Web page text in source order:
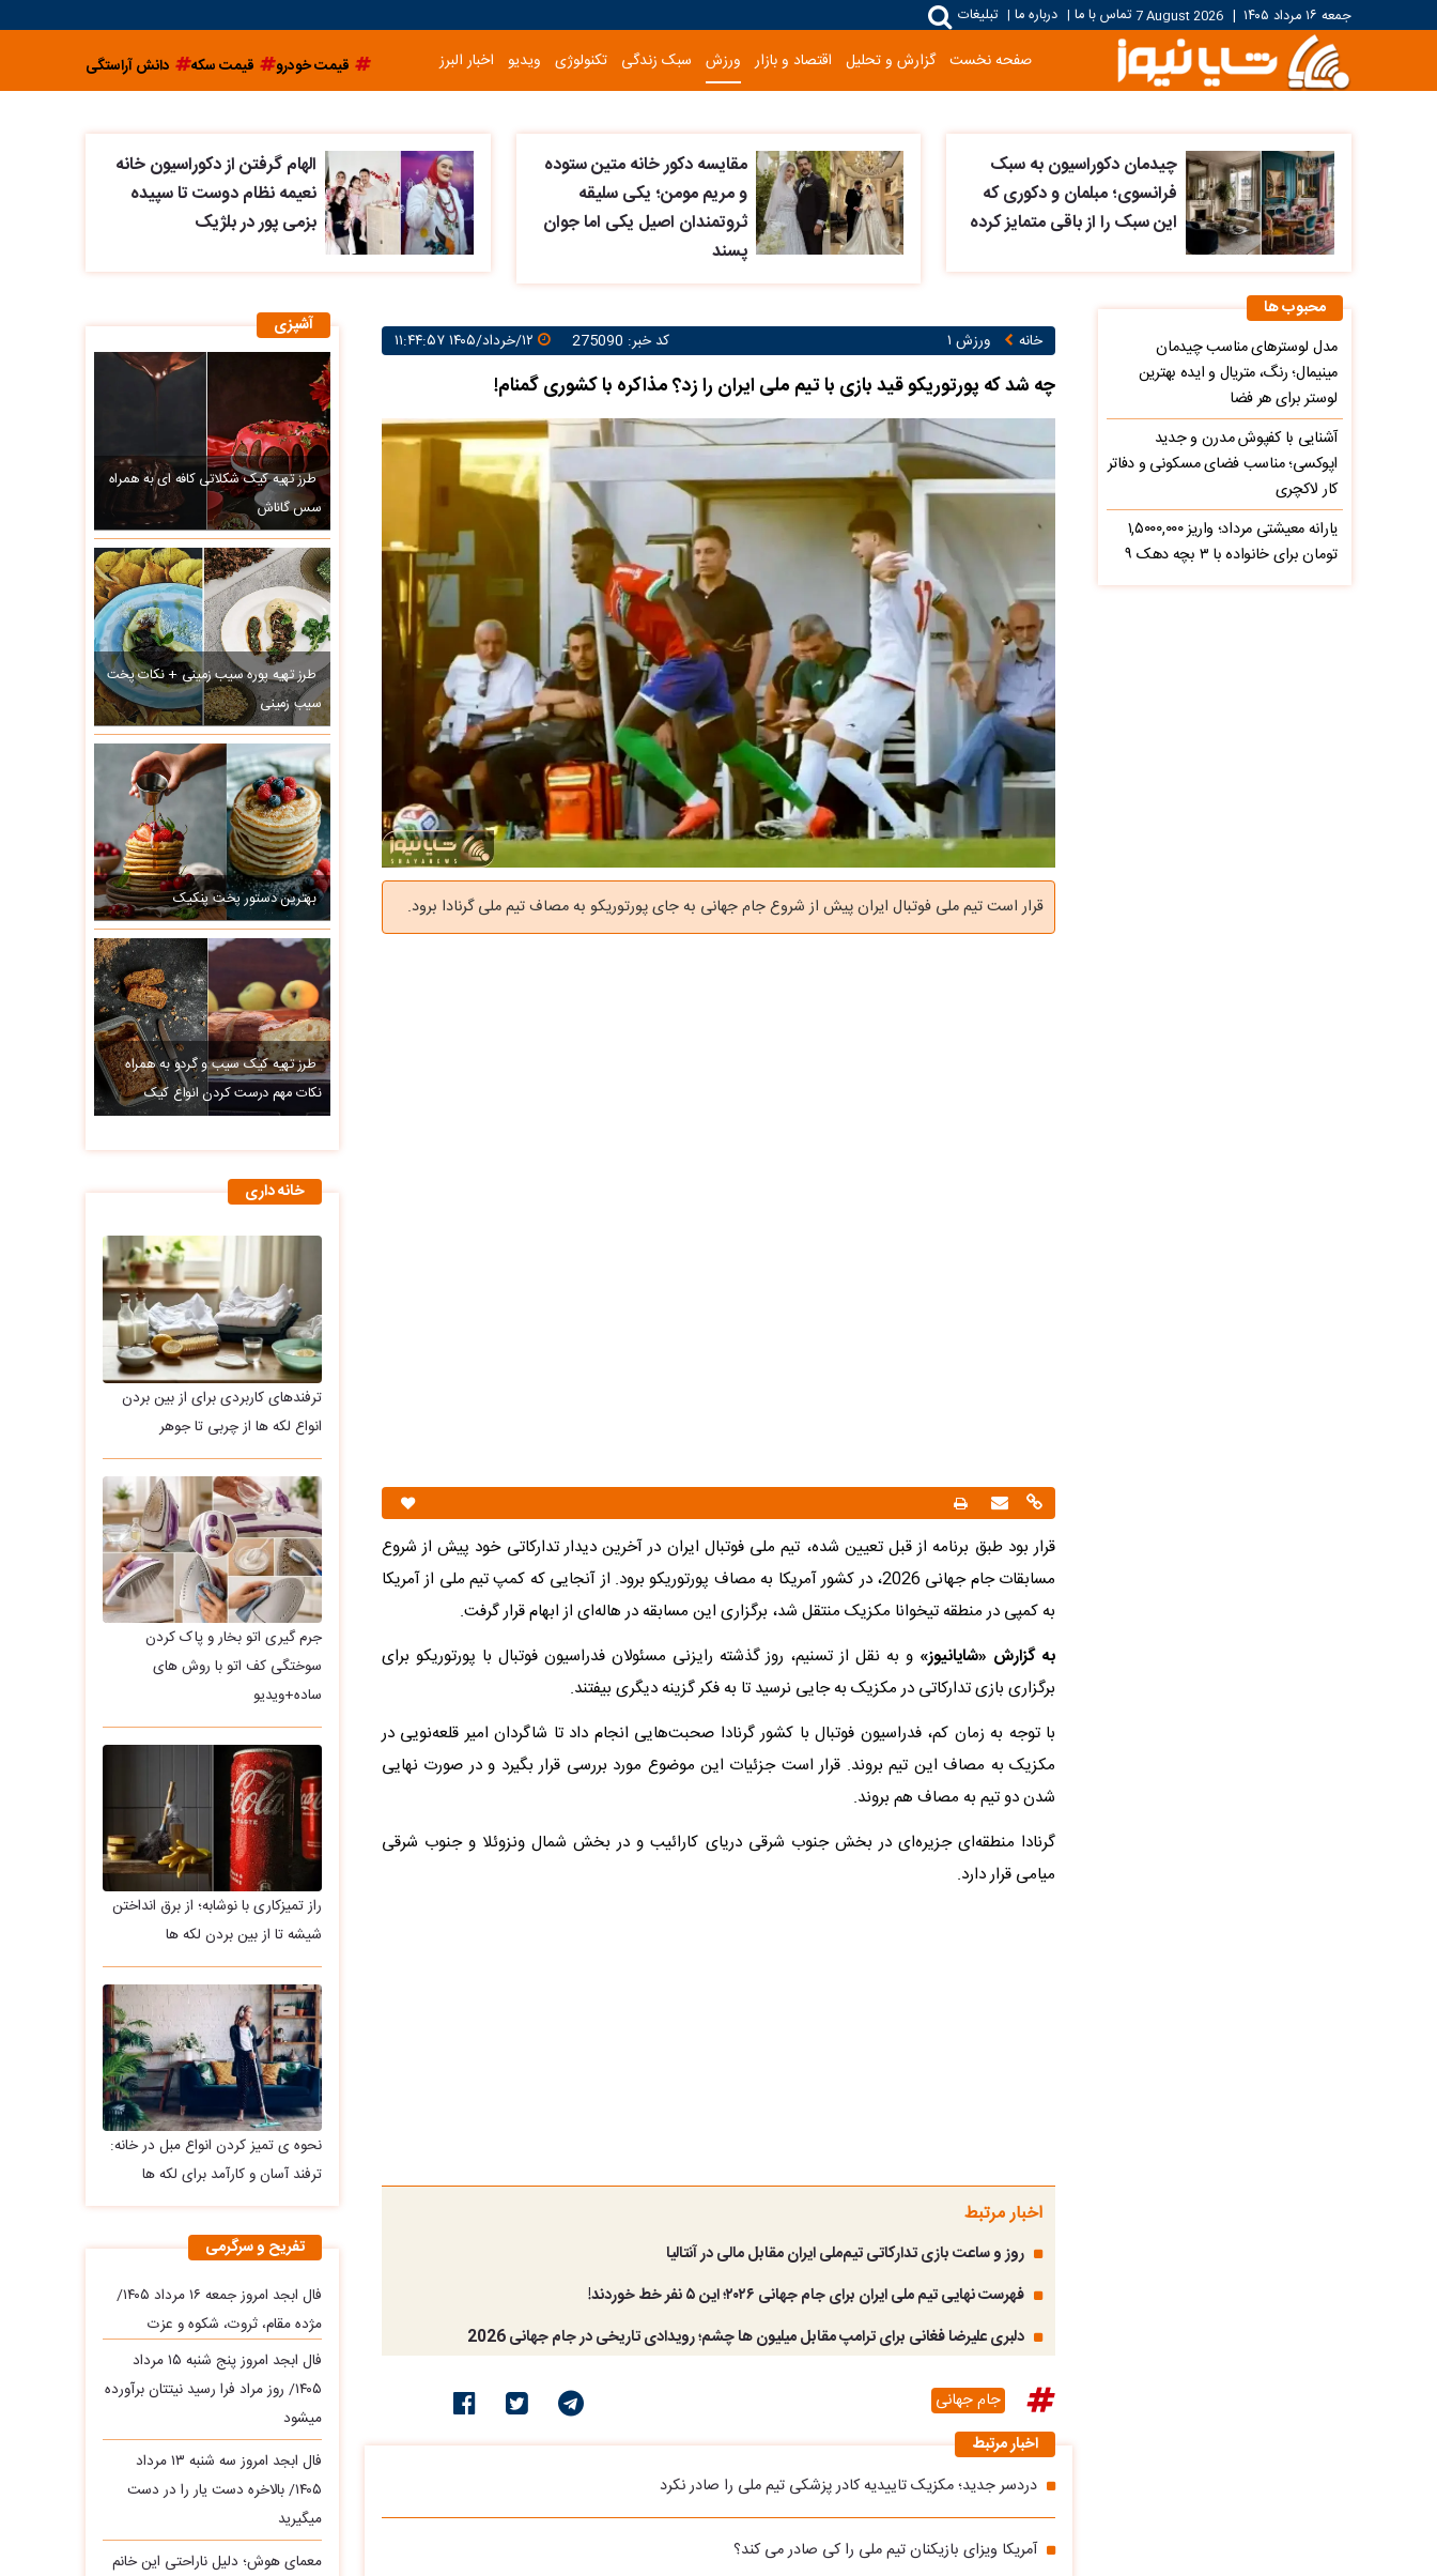
جمعه ۱۶ مرداد ۱۴۰۵ |
7 August 2026تماس با ما | درباره ما | تبلیغات
صفحه نخست گزارش و تحلیل اقتصاد و بازار ورزش سبک زندگی تکنولوژی ویدیو اخبار البرز قیمت خودرو قیمت سکه دانش آراستگی
چیدمان دکوراسیون به سبک
فرانسوی؛ مبلمان و دکوری که
این سبک را از باقی متمایز کرده
مقایسه دکور خانه متین ستوده
و مریم مومن؛ یکی سلیقه
ثروتمندان اصیل یکی اما جوان
پسند
الهام گرفتن از دکوراسیون خانه
نعیمه نظام دوست تا سپیده
بزمی پور در بلژیک
خانه ورزش ۱ کد خبر: 275090
چه شد که پورتوریکو قید بازی با تیم ملی ایران را زد؟ مذاکره با کشوری گمنام!
قرار است تیم ملی فوتبال ایران پیش از شروع جام جهانی به جای پورتوریکو به مصاف تیم ملی گرنادا برود.
قرار بود طبق برنامه از قبل تعیین شده، تیم ملی فوتبال ایران در آخرین دیدار تدارکاتی خود پیش از شروع
مسابقات جام جهانی 2026، در کشور آمریکا به مصاف پورتوریکو برود. از آنجایی که کمپ تیم ملی از آمریکا
به کمپی در منطقه تیخوانا مکزیک منتقل شد، برگزاری این مسابقه در هاله‌ای از ابهام قرار گرفت.
به گزارش «شایانیوز» و به نقل از تسنیم، روز گذشته رایزنی مسئولان فدراسیون فوتبال با پورتوریکو برای
برگزاری بازی تدارکاتی در مکزیک به جایی نرسید تا به فکر گزینه دیگری بیفتند.
با توجه به زمان کم، فدراسیون فوتبال با کشور گرنادا صحبت‌هایی انجام داد تا شاگردان امیر قلعه‌نویی در
مکزیک به مصاف این تیم بروند. قرار است جزئیات این موضوع مورد بررسی قرار بگیرد و در صورت نهایی
شدن دو تیم به مصاف هم بروند.
گرنادا منطقه‌ای جزیره‌ای در بخش جنوب شرقی دریای کارائیب و در بخش شمال ونزوئلا و جنوب شرقی
میامی قرار دارد.
اخبار مرتبط
روز و ساعت بازی تدارکاتی تیم‌ملی ایران مقابل مالی در آنتالیا
فهرست نهایی تیم ملی ایران برای جام جهانی ۲۰۲۶؛ این ۵ نفر خط خوردند!
دلبری علیرضا فغانی برای ترامپ مقابل میلیون ها چشم؛ رویدادی تاریخی در جام جهانی 2026
جام جهانی
اخبار مرتبط
دردسر جدید؛ مکزیک تاییدیه کادر پزشکی تیم ملی را صادر نکرد
آمریکا ویزای بازیکنان تیم ملی را کی صادر می کند؟
آشپزی
طرز تهیه کیک شکلاتی کافه ای به همراه
سس گاناش
طرز تهیه پوره سیب زمینی + نکات پخت
سیب زمینی
بهترین دستور پخت پنکیک
طرز تهیه کیک سیب و گردو به همراه
نکات مهم درست کردن انواع کیک
خانه داری
ترفندهای کاربردی برای از بین بردن
انواع لکه ها از چربی تا جوهر
جرم گیری اتو بخار و پاک کردن
سوختگی کف اتو با روش های
ساده+ویدیو
راز تمیزکاری با نوشابه؛ از برق انداختن
شیشه تا از بین بردن لکه ها
نحوه ی تمیز کردن انواع مبل در خانه:
ترفند آسان و کارآمد برای لکه ها
تفریح و سرگرمی
فال ابجد امروز جمعه ۱۶ مرداد ۱۴۰۵/
مژده مقام، ثروت، شکوه و عزت
فال ابجد امروز پنج شنبه ۱۵ مرداد
۱۴۰۵/ روز مراد فرا رسید نیتتان برآورده
میشود
فال ابجد امروز سه‌ شنبه ۱۳ مرداد
۱۴۰۵/ بالاخره دست یار را در دست
میگیرید
معمای هوش؛ دلیل ناراحتی این خانم
محبوب ها
مدل لوسترهای مناسب چیدمان
مینیمال؛ رنگ، متریال و ایده بهترین
لوستر برای هر فضا
آشنایی با کفپوش مدرن و جدید
اپوکسی؛ مناسب فضای مسکونی و دفاتر
کار لاکچری
یارانه معیشتی مرداد؛ واریز ۱,۵۰۰۰,۰۰۰
تومان برای خانواده با ۳ بچه دهک ۹